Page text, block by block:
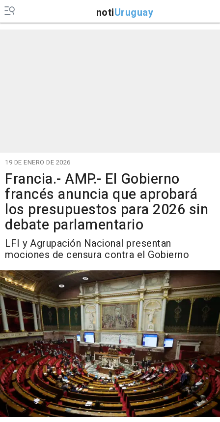
notiUruguay
19 DE ENERO DE 2026
Francia.- AMP.- El Gobierno
francés anuncia que aprobará
los presupuestos para 2026 sin
debate parlamentario
LFI y Agrupación Nacional presentan
mociones de censura contra el Gobierno